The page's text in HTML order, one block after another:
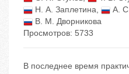
Н. А. Заплетина, А.
В. М. Дворникова
Просмотров: 5733
В последнее время